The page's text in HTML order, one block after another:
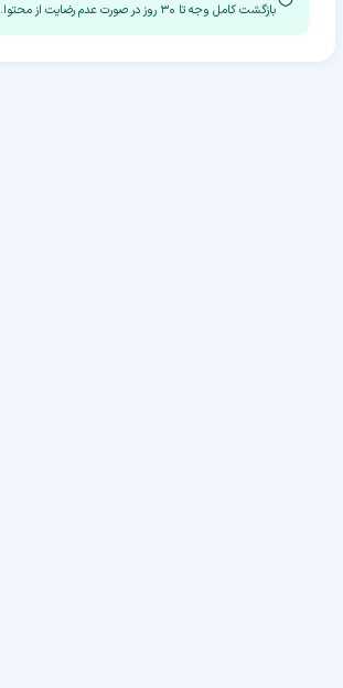
بازگشت کامل وجه تا ۳۰ روز در صورت عدم رضایت از محتوا.